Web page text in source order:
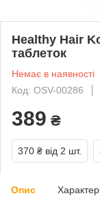
Healthy Hair
таблеток
Немає в наявності
Код: OSV-00286
389 ₴
370 ₴ від 2 шт.
Опис